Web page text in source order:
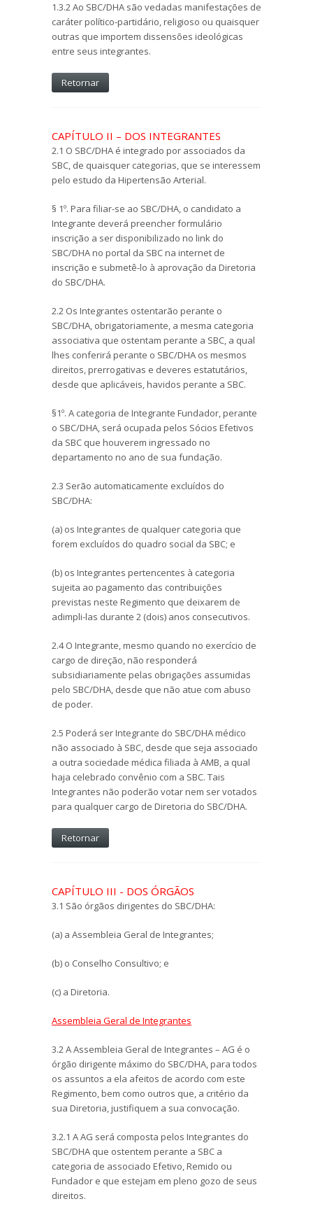
1.3.2 Ao SBC/DHA são vedadas manifestações de
caráter político-partidário, religioso ou quaisquer
outras que importem dissensões ideológicas
entre seus integrantes.
Retornar
CAPÍTULO II – DOS INTEGRANTES
2.1 O SBC/DHA é integrado por associados da
SBC, de quaisquer categorias, que se interessem
pelo estudo da Hipertensão Arterial.
§ 1º. Para filiar-se ao SBC/DHA, o candidato a
Integrante deverá preencher formulário
inscrição a ser disponibilizado no link do
SBC/DHA no portal da SBC na internet de
inscrição e submetê-lo à aprovação da Diretoria
do SBC/DHA.
2.2 Os Integrantes ostentarão perante o
SBC/DHA, obrigatoriamente, a mesma categoria
associativa que ostentam perante a SBC, a qual
lhes conferirá perante o SBC/DHA os mesmos
direitos, prerrogativas e deveres estatutários,
desde que aplicáveis, havidos perante a SBC.
§1º. A categoria de Integrante Fundador, perante
o SBC/DHA, será ocupada pelos Sócios Efetivos
da SBC que houverem ingressado no
departamento no ano de sua fundação.
2.3 Serão automaticamente excluídos do
SBC/DHA:
(a) os Integrantes de qualquer categoria que
forem excluídos do quadro social da SBC; e
(b) os Integrantes pertencentes à categoria
sujeita ao pagamento das contribuições
previstas neste Regimento que deixarem de
adimpli-las durante 2 (dois) anos consecutivos.
2.4 O Integrante, mesmo quando no exercício de
cargo de direção, não responderá
subsidiariamente pelas obrigações assumidas
pelo SBC/DHA, desde que não atue com abuso
de poder.
2.5 Poderá ser Integrante do SBC/DHA médico
não associado à SBC, desde que seja associado
a outra sociedade médica filiada à AMB, a qual
haja celebrado convênio com a SBC. Tais
Integrantes não poderão votar nem ser votados
para qualquer cargo de Diretoria do SBC/DHA.
Retornar
CAPÍTULO III - DOS ÓRGÃOS
3.1 São órgãos dirigentes do SBC/DHA:
(a) a Assembleia Geral de Integrantes;
(b) o Conselho Consultivo; e
(c) a Diretoria.
Assembleia Geral de Integrantes
3.2 A Assembleia Geral de Integrantes – AG é o
órgão dirigente máximo do SBC/DHA, para todos
os assuntos a ela afeitos de acordo com este
Regimento, bem como outros que, a critério da
sua Diretoria, justifiquem a sua convocação.
3.2.1 A AG será composta pelos Integrantes do
SBC/DHA que ostentem perante a SBC a
categoria de associado Efetivo, Remido ou
Fundador e que estejam em pleno gozo de seus
direitos.